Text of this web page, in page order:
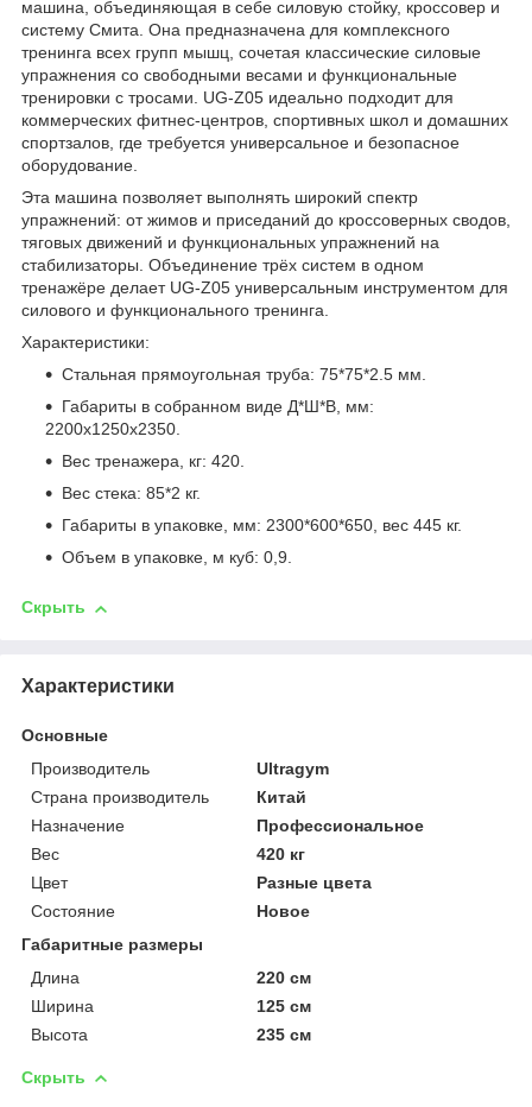
машина, объединяющая в себе силовую стойку, кроссовер и
систему Смита. Она предназначена для комплексного
тренинга всех групп мышц, сочетая классические силовые
упражнения со свободными весами и функциональные
тренировки с тросами. UG‑Z05 идеально подходит для
коммерческих фитнес‑центров, спортивных школ и домашних
спортзалов, где требуется универсальное и безопасное
оборудование.
Эта машина позволяет выполнять широкий спектр
упражнений: от жимов и приседаний до кроссоверных сводов,
тяговых движений и функциональных упражнений на
стабилизаторы. Объединение трёх систем в одном
тренажёре делает UG‑Z05 универсальным инструментом для
силового и функционального тренинга.
Характеристики:
Стальная прямоугольная труба: 75*75*2.5 мм.
Габариты в собранном виде Д*Ш*В, мм:
2200x1250x2350.
Вес тренажера, кг: 420.
Вес стека: 85*2 кг.
Габариты в упаковке, мм: 2300*600*650, вес 445 кг.
Объем в упаковке, м куб: 0,9.
Скрыть
Характеристики
Основные
Производитель
Ultragym
Страна производитель
Китай
Назначение
Профессиональное
Вес
420 кг
Цвет
Разные цвета
Состояние
Новое
Габаритные размеры
Длина
220 см
Ширина
125 см
Высота
235 см
Скрыть